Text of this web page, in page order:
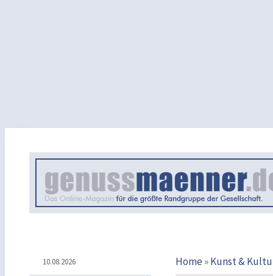
10.08.2026 Home»Kunst &